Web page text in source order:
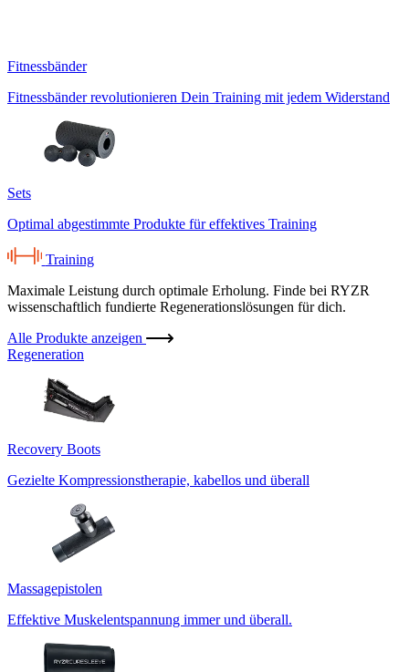
Fitnessbänder
Fitnessbänder revolutionieren Dein Training mit jedem Widerstand
Sets
Optimal abgestimmte Produkte für effektives Training
Training
Maximale Leistung durch optimale Erholung. Finde bei RYZR
wissenschaftlich fundierte Regenerationslösungen für dich.
Alle Produkte anzeigen
Regeneration
Recovery Boots
Gezielte Kompressionstherapie, kabellos und überall
Massagepistolen
Effektive Muskelentspannung immer und überall.